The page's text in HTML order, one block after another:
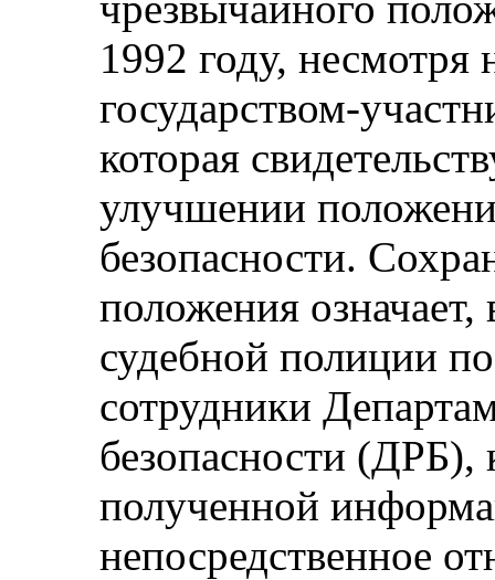
1992 году,
государством-
которая
улучшении
безопасности.
положения
судебной полиции
сотрудники
безопасности (ДРБ),
полученной
непосредственное